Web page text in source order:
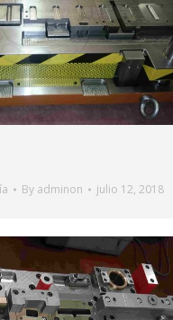
By adminon julio 12, 2018